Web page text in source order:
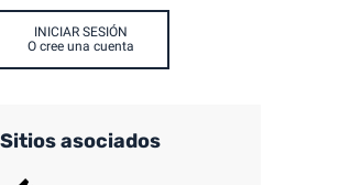
INICIAR SESIÓN
O cree una cuenta
Sitios asociados